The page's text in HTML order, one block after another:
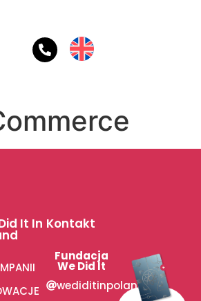
It In Kontakt
Fundacja
We Did It
wediditinpoland